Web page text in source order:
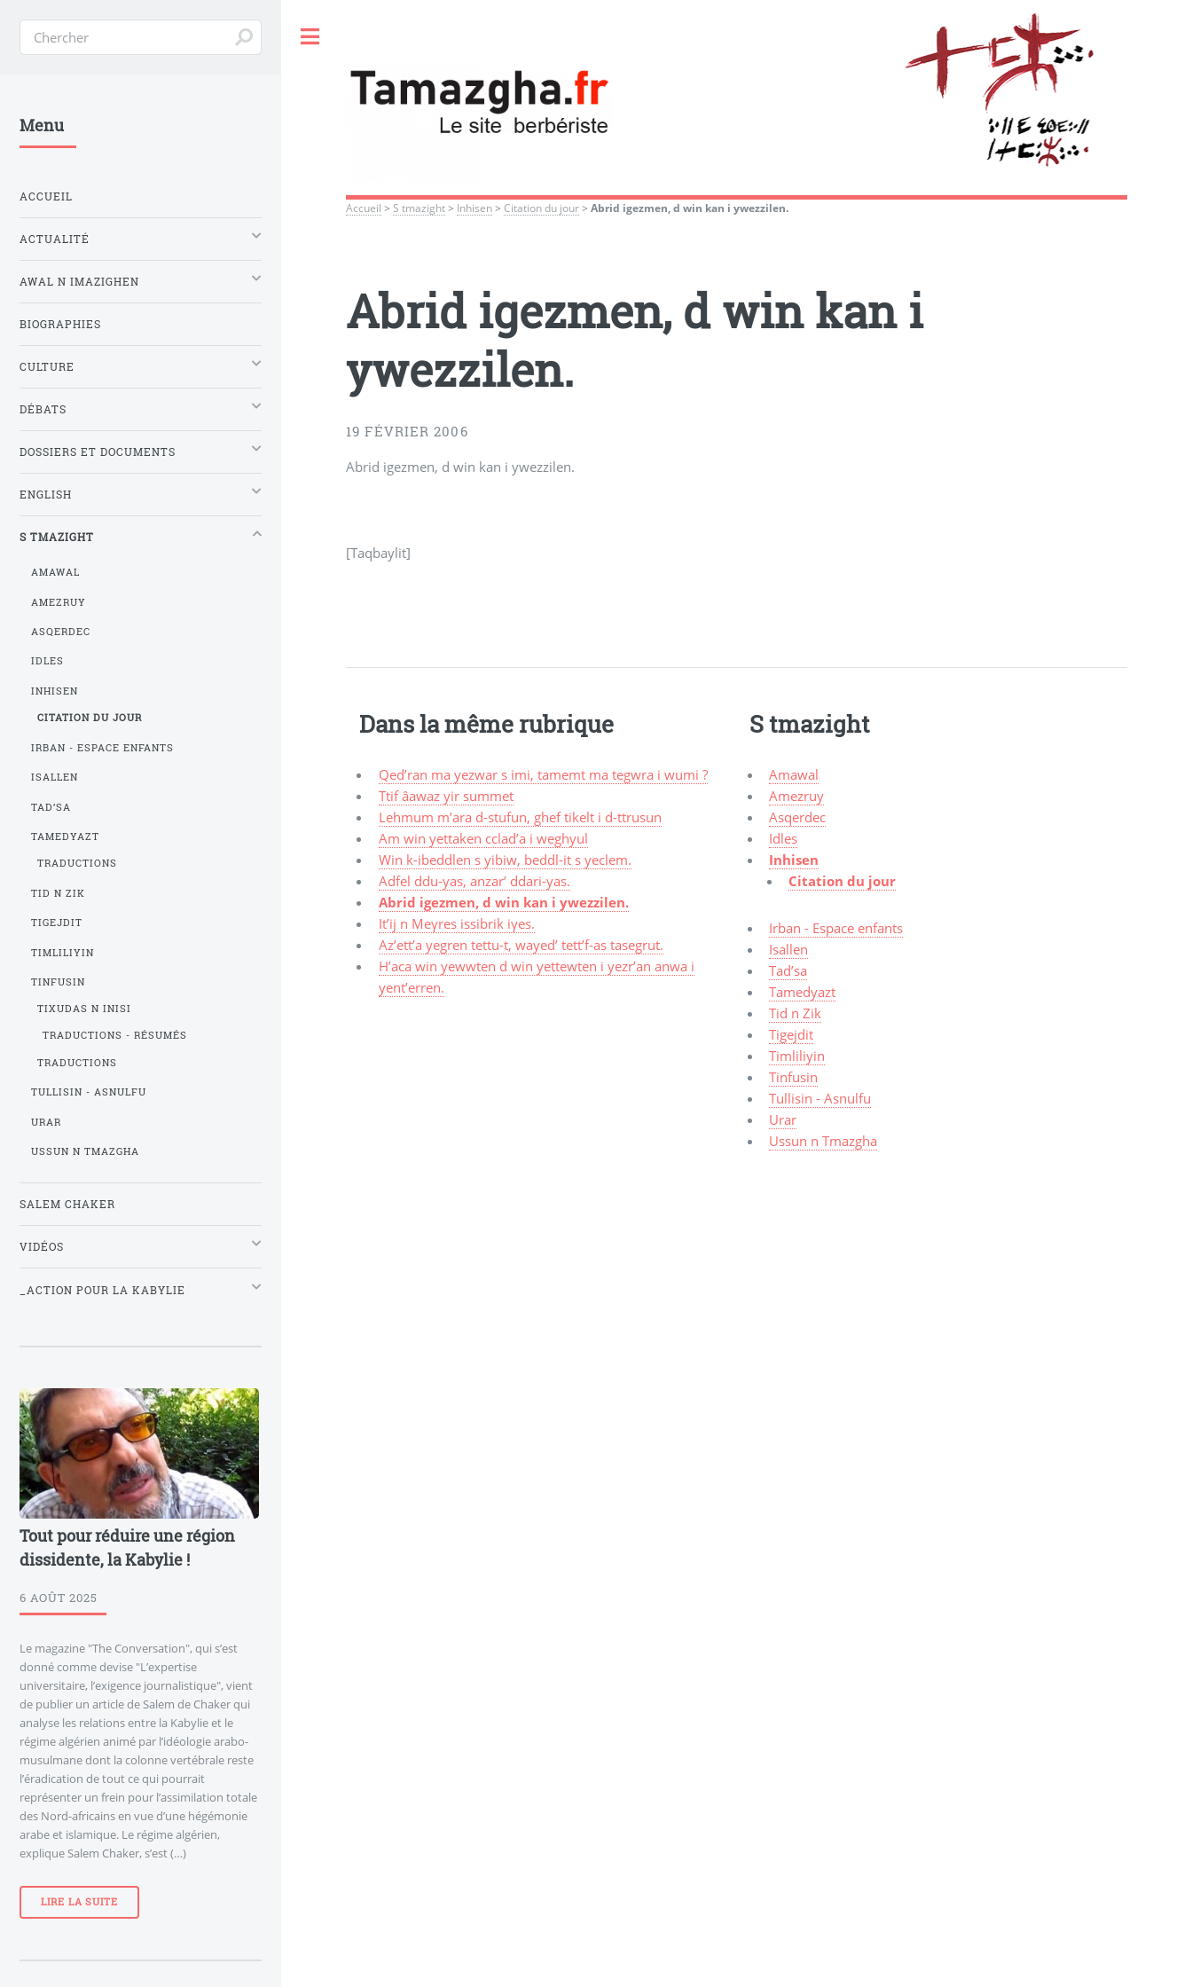
Accueil > S tmazight> Inhisen>Citation du jour>Abrid igezmen, d win kan i ywezzilen.
Abrid igezmen, d win kan i
ywezzilen.
19 FÉVRIER 2006
Abrid igezmen, d win kan i ywezzilen.
[Taqbaylit]
Dans la même rubrique
Qed’ran ma yezwar s imi, tamemt ma tegwra i wumi ?
Ttif âawaz yir summet
Lehmum m’ara d-stufun, ghef tikelt i d-ttrusun
Am win yettaken cclad’a i weghyul
Win k-ibeddlen s yibiw, beddl-it s yeclem.
Adfel ddu-yas, anzar’ ddari-yas.
Abrid igezmen, d win kan i ywezzilen.
It’ij n Meγres issibrik iγes.
Az’ett’a yegren tettu-t, wayed’ tett’f-as tasegrut.
H’aca win yewwten d win yettewten i yezr’an anwa i
yent’erren.
S tmazight
Amawal
Amezruy
Asqerdec
Idles
Inhisen
Citation du jour
Irban - Espace enfants
Isallen
Tad’sa
Tamedyazt
Tid n Zik
Tigejdit
Timliliyin
Tinfusin
Tullisin - Asnulfu
Urar
Ussun n Tmazgha
Menu
ACCUEIL
ACTUALITÉ
AWAL N IMAZIGHEN
BIOGRAPHIES
CULTURE
DÉBATS
DOSSIERS ET DOCUMENTS
ENGLISH
S TMAZIGHT
AMAWAL
AMEZRUY
ASQERDEC
IDLES
INHISEN
CITATION DU JOUR
IRBAN - ESPACE ENFANTS
ISALLEN
TAD’SA
TAMEDYAZT
TRADUCTIONS
TID N ZIK
TIGEJDIT
TIMLILIYIN
TINFUSIN
TIXUDAS N INISI
TRADUCTIONS - RÉSUMÉS
TRADUCTIONS
TULLISIN - ASNULFU
URAR
USSUN N TMAZGHA
SALEM CHAKER
VIDÉOS
_ACTION POUR LA KABYLIE
Tout pour réduire une région
dissidente, la Kabylie !
6 AOÛT 2025
Le magazine "The Conversation", qui s’est
donné comme devise "L’expertise
universitaire, l’exigence journalistique", vient
de publier un article de Salem de Chaker qui
analyse les relations entre la Kabylie et le
régime algérien animé par l’idéologie arabo-
musulmane dont la colonne vertébrale reste
l’éradication de tout ce qui pourrait
représenter un frein pour l’assimilation totale
des Nord-africains en vue d’une hégémonie
arabe et islamique. Le régime algérien,
explique Salem Chaker, s’est (…)
LIRE LA SUITE